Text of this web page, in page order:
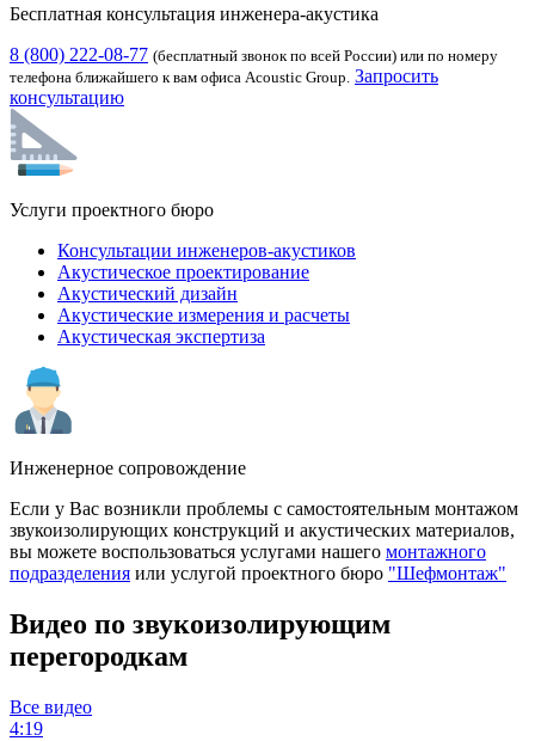
Бесплатная консультация инженера-акустика
8 (800) 222-08-77 (бесплатный звонок по всей России) или по номеру
телефона ближайшего к вам офиса Acoustic Group. Запросить
консультацию
Услуги проектного бюро
Консультации инженеров-акустиков
Акустическое проектирование
Акустический дизайн
Акустические измерения и расчеты
Акустическая экспертиза
Инженерное сопровождение
Если у Вас возникли проблемы с самостоятельным монтажом
звукоизолирующих конструкций и акустических материалов,
вы можете воспользоваться услугами нашего монтажного
подразделения или услугой проектного бюро "Шефмонтаж"
Видео по звукоизолирующим
перегородкам
Все видео
4:19